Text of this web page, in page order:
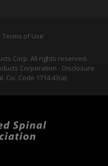
Terms of Use
Corp. All rights reserved.
Corporation - Disclosure
Civ. Code 1714.43(a)